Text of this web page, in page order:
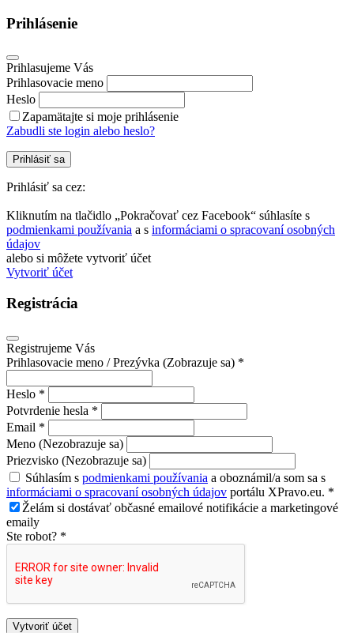
Prihlásenie
Prihlasujeme Vás
Prihlasovacie meno
Heslo
Zapamätajte si moje prihlásenie
Zabudli ste login alebo heslo?
Prihlásiť sa
Prihlásiť sa cez:
Kliknutím na tlačidlo „Pokračovať cez Facebook“ súhlasíte s
podmienkami používania a s informáciami o spracovaní osobných
údajov
alebo si môžete vytvoriť účet
Vytvoriť účet
Registrácia
Registrujeme Vás
Prihlasovacie meno / Prezývka (Zobrazuje sa) *
Heslo *
Potvrdenie hesla *
Email *
Meno (Nezobrazuje sa)
Priezvisko (Nezobrazuje sa)
Súhlasím s podmienkami používania a oboznámil/a som sa s
informáciami o spracovaní osobných údajov portálu XPravo.eu. *
Želám si dostávať občasné emailové notifikácie a marketingové
emaily
Ste robot? *
Vytvoriť účet